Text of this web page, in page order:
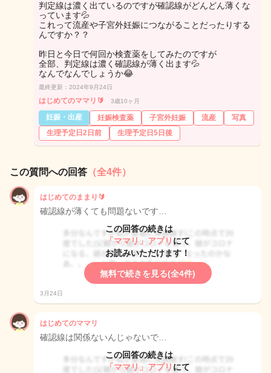
判定線は濃く出ているのですが確認線がどんどん薄くな
っています💦
これって流産や子宮外妊娠につながることだったりする
んですか？？
昨日と今日で何回か検査薬をしてみたのですが
全部、判定線は濃く確認線が薄く出ます💦
なんでなんでしょうか😂
最終更新：2024年9月24日
はじめてのママリ🔰 3歳10ヶ月
妊娠・出産 妊娠検査薬 子宮外妊娠 流産
写真
生理予定日2日前
生理予定日5日後
この質問への回答 （全4件）
はじめてのままり🔰
確認線が薄くても問題ないです…
この回答の続きは
「ママリ」アプリ にて
お読みいただけます！
無料で続きを見る(全4件)
3月24日
はじめてのママリ
確認線は関係ないんじゃないで…
この回答の続きは
「ママリ」アプリ にて